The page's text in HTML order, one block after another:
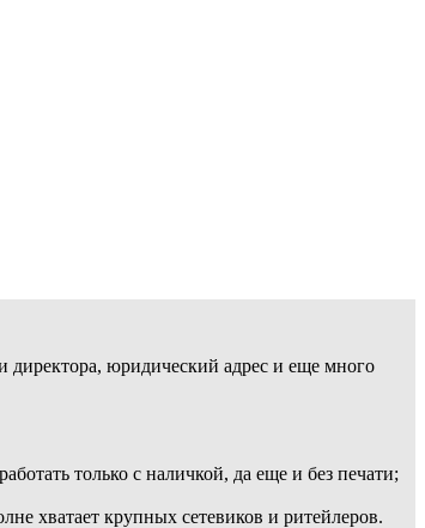
директора, юридический адрес и еще много
только с наличкой, да еще и без печати;
хватает крупных сетевиков и ритейлеров.